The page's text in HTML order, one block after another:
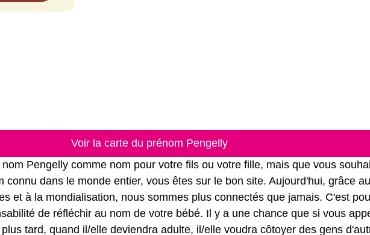
Voir la carte du prénom Pengelly
Pengelly comme nom pour votre fils ou votre fille, mais que vous
connu dans le monde entier, vous êtes sur le bon site. Aujourd'hui, grâce
et à la mondialisation, nous sommes plus connectés que jamais. C'est
de réfléchir au nom de votre bébé. Il y a une chance que si vous
tard, quand il/elle deviendra adulte, il/elle voudra côtoyer des gens